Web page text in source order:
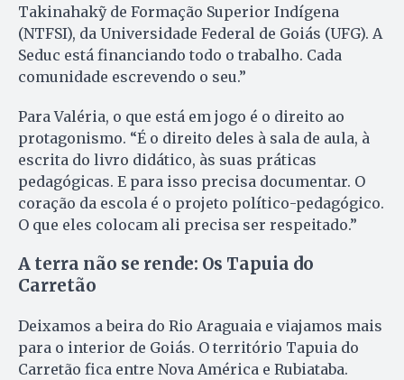
Takinahakỹ de Formação Superior Indígena
(NTFSI), da Universidade Federal de Goiás (UFG). A
Seduc está financiando todo o trabalho. Cada
comunidade escrevendo o seu.”
Para Valéria, o que está em jogo é o direito ao
protagonismo. “É o direito deles à sala de aula, à
escrita do livro didático, às suas práticas
pedagógicas. E para isso precisa documentar. O
coração da escola é o projeto político-pedagógico.
O que eles colocam ali precisa ser respeitado.”
A terra não se rende: Os Tapuia do
Carretão
Deixamos a beira do Rio Araguaia e viajamos mais
para o interior de Goiás. O território Tapuia do
Carretão fica entre Nova América e Rubiataba.